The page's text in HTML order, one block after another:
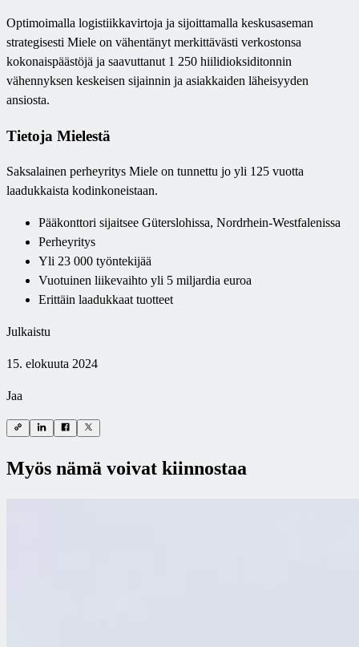
Optimoimalla logistiikkavirtoja ja sijoittamalla keskusaseman
strategisesti Miele on vähentänyt merkittävästi verkostonsa
kokonaispäästöjä ja saavuttanut 1 250 hiilidioksiditonnin
vähennyksen keskeisen sijainnin ja asiakkaiden läheisyyden
ansiosta.
Tietoja Mielestä
Saksalainen perheyritys Miele on tunnettu jo yli 125 vuotta
laadukkaista kodinkoneistaan.
Pääkonttori sijaitsee Güterslohissa, Nordrhein-Westfalenissa
Perheyritys
Yli 23 000 työntekijää
Vuotuinen liikevaihto yli 5 miljardia euroa
Erittäin laadukkaat tuotteet
Julkaistu
15. elokuuta 2024
Jaa
Myös nämä voivat kiinnostaa